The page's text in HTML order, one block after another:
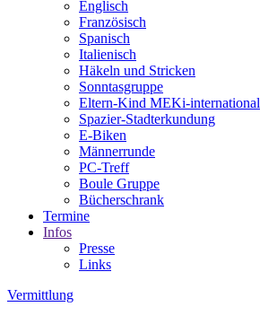
Englisch
Französisch
Spanisch
Italienisch
Häkeln und Stricken
Sonntasgruppe
Eltern-Kind MEKi-international
Spazier-Stadterkundung
E-Biken
Männerrunde
PC-Treff
Boule Gruppe
Bücherschrank
Termine
Infos
Presse
Links
Vermittlung